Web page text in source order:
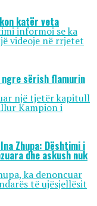
katër veta
informoi se ka
videoje në rrjetet
sërish flamurin
një tjetër kapitull
Kampion i
Zhupa: Dështimi i
dhe askush nuk
ka denoncuar
të ujësjellësit